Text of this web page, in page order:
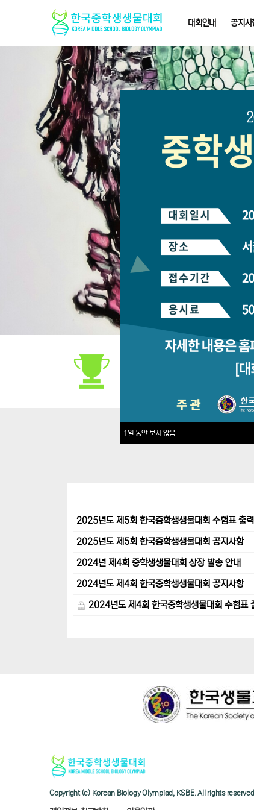
대회안내 공지사
2025년도 제5회 한국중학생생물대회 수험표 출
2025년도 제5회 한국중학생생물대회 공지사항
2024년 제4회 중학생생물대회 상장 발송 안내
2024년도 제4회 한국중학생생물대회 공지사항
2024년도 제4회 한국중학생생물대회 수험표
Copyright (c) Korean Biology Olympiad, KSBE. All rights
1일 동안 보지 않음